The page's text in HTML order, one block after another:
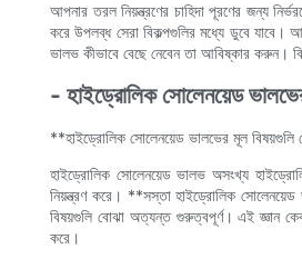
আপনার তরল নিয়ন্ত্রণের চাহিদা পূরণের জন্য
করে উপলব্ধ সেরা বিকল্পগুলির মধ্যে ডুবে
ভালভ কীভাবে বেছে নেবেন তা আবিষ্কার করুন।
- হাইড্রোলিক সোলেনয়েড
**হাইড্রোলিক সোলেনয়েড ভালভের মূল
হাইড্রোলিক সোলেনয়েড ভালভ অসংখ্য
নিয়ন্ত্রণ করে। **সস্তা হাইড্রোলিক
বিষয়গুলি বোঝা অত্যন্ত গুরুত্বপূর্ণ। এই জ্ঞান
করে।